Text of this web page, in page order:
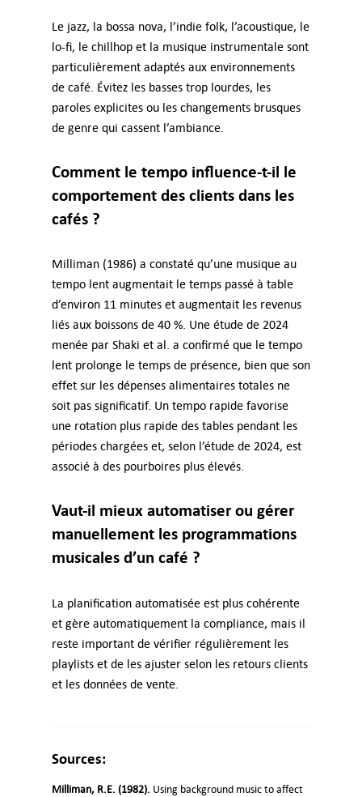
Le jazz, la bossa nova, l’indie folk, l’acoustique, le
lo-fi, le chillhop et la musique instrumentale sont
particulièrement adaptés aux environnements
de café. Évitez les basses trop lourdes, les
paroles explicites ou les changements brusques
de genre qui cassent l’ambiance.
Comment le tempo influence-t-il le
comportement des clients dans les
cafés ?
Milliman (1986) a constaté qu’une musique au
tempo lent augmentait le temps passé à table
d’environ 11 minutes et augmentait les revenus
liés aux boissons de 40 %. Une étude de 2024
menée par Shaki et al. a confirmé que le tempo
lent prolonge le temps de présence, bien que son
effet sur les dépenses alimentaires totales ne
soit pas significatif. Un tempo rapide favorise
une rotation plus rapide des tables pendant les
périodes chargées et, selon l’étude de 2024, est
associé à des pourboires plus élevés.
Vaut-il mieux automatiser ou gérer
manuellement les programmations
musicales d’un café ?
La planification automatisée est plus cohérente
et gère automatiquement la compliance, mais il
reste important de vérifier régulièrement les
playlists et de les ajuster selon les retours clients
et les données de vente.
Sources:
Milliman, R.E. (1982). Using background music to affect